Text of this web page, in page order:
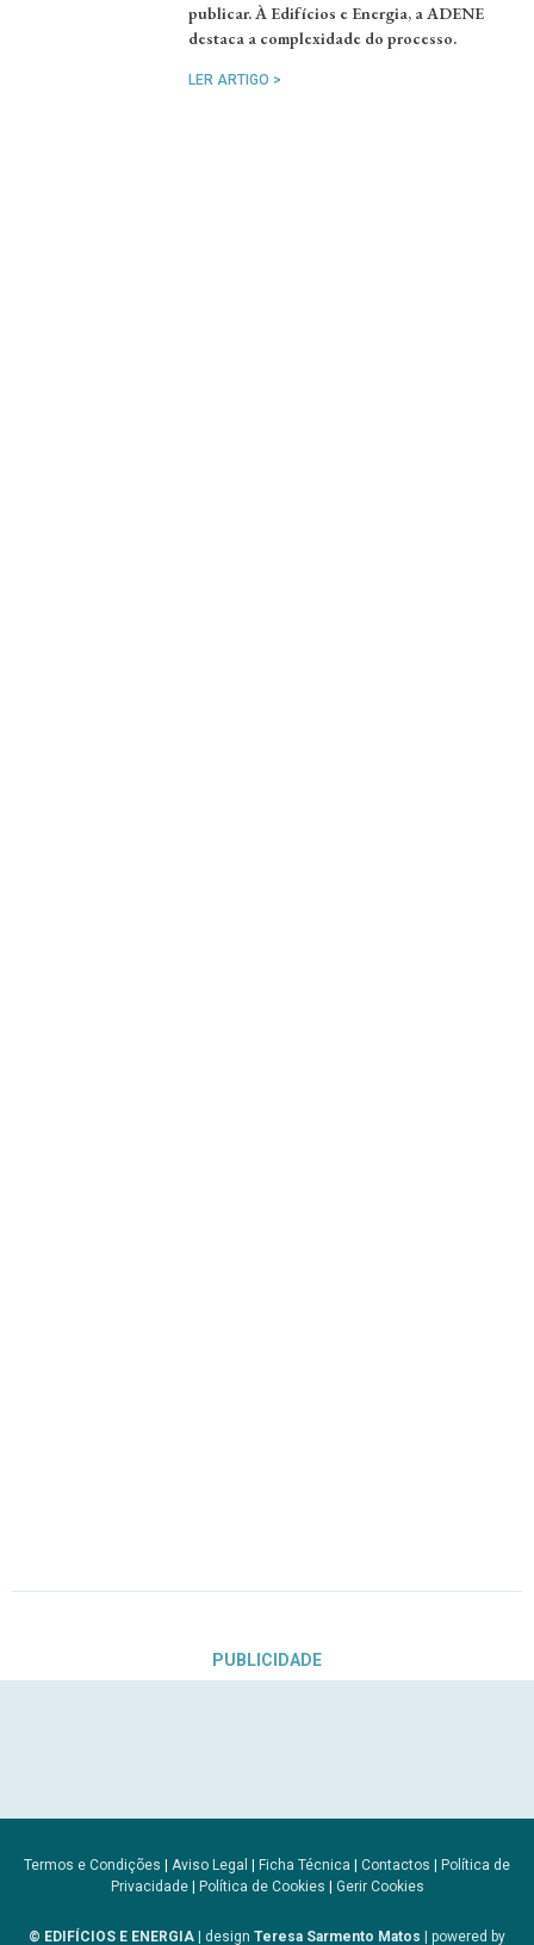
publicar. À Edifícios e Energia, a ADENE
destaca a complexidade do processo.
LER ARTIGO >
PUBLICIDADE
Termos e Condições | Aviso Legal | Ficha Técnica | Contactos | Política de
Privacidade| Política de Cookies | Gerir Cookies
© EDIFÍCIOS E ENERGIA | design Teresa Sarmento Matos | powered by